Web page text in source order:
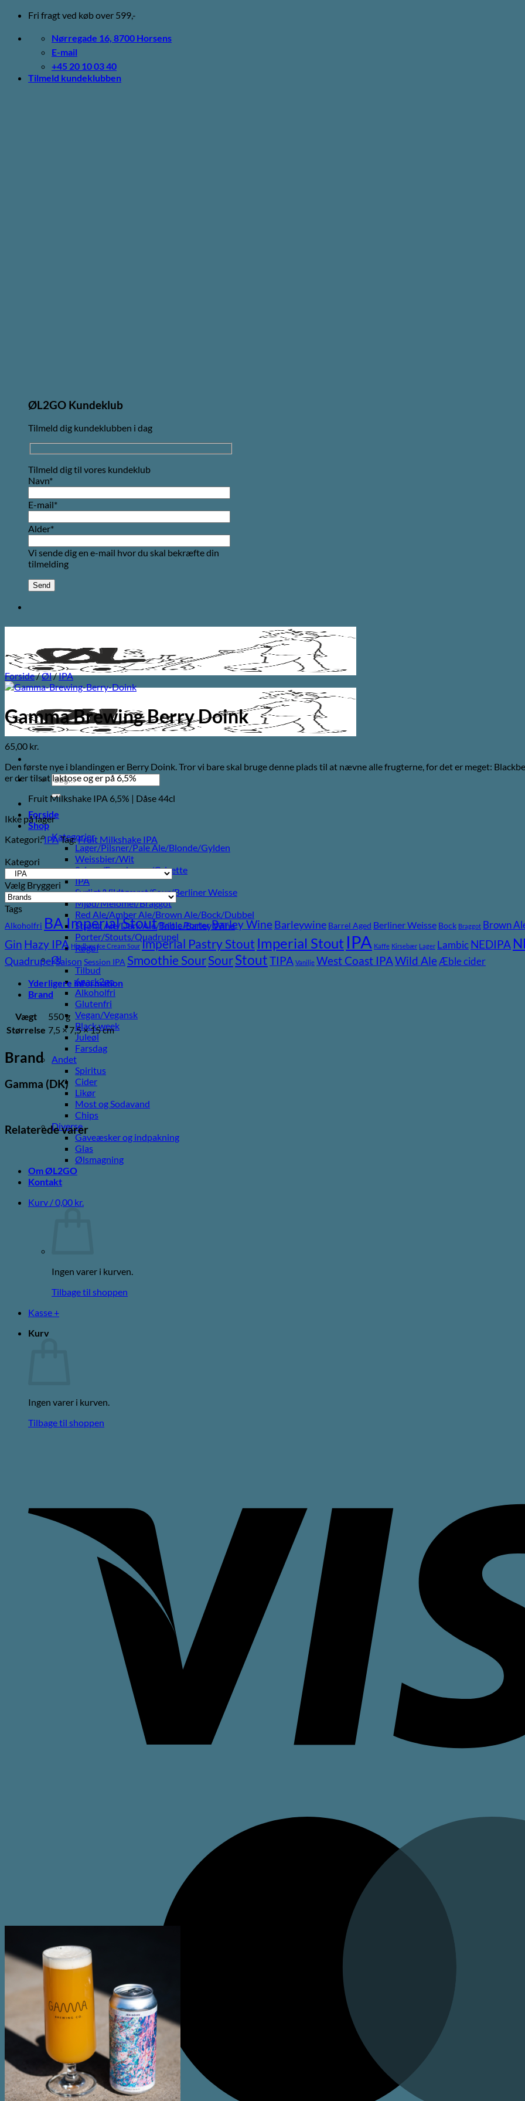
Fortsæt
indhold
Fri fragt ved køb over 599,-
Nørregade 16, 8700 Horsens
E-mail
+45 20 10 03 40
Tilmeld kundeklubben
ØL2GO Kundeklub
Tilmeld dig kundeklubben i dag
Tilmeld dig til vores kundeklub
Navn*
E-mail*
Alder*
Vi sende dig en e-mail hvor du skal bekræfte din
tilmelding
Søg
efter:
Forside
Shop
Kategorier
Lager/Pilsner/Pale Ale/Blonde/Gylden
Weissbier/Wit
Saison/Farmhouse/Grisette
IPA
Syrligt/Vildtgæret/Sour/Berliner Weisse
Mjød/Melomel/Braggot
Red Ale/Amber Ale/Brown Ale/Bock/Dubbel
Strong Ale/Dark Ale/Triple/Barley Wine
Porter/Stouts/Quadrupel
Røgøl
Øl
Tilbud
6pack2go
Alkoholfri
Glutenfri
Vegan/Vegansk
Black week
Juleøl
Farsdag
Andet
Spiritus
Cider
Likør
Most og Sodavand
Chips
Diverse
Gaveæsker og indpakning
Glas
Ølsmagning
Om ØL2GO
Kontakt
Kurv /0,00 kr.
Ingen varer i kurven.
Tilbage til shoppen
Kasse +
Kurv
Ingen varer i kurven.
Tilbage til shoppen
Forside/Øl/IPA
Gamma Brewing Berry Doink
65,00 kr.
Den første nye i blandingen er Berry Doink. Tror vi bare skal bruge denne plads til at nævne alle frugterne, for det er meget:
er der tilsat laktose og er på 6,5%
Fruit Milkshake IPA 6,5% | Dåse 44cl
Ikke på lager
Kategori:IPATag:Fruit Milkshake IPA
Kategori
Vælg Bryggeri
Tags
Alkoholfri BA Imperial StoutBaltic Porter Barley Wine Barleywine Barrel Aged Berliner Weisse Bock Braggot Brown
Gin Hazy IPA Hindbær Ice Cream Sour Imperial Pastry Stout Imperial Stout IPA Kaffe Kirsebær Lager LambicNEDIPA
QuadrupelSaison Session IPA Smoothie SourSourStoutTIPA Vanilje West Coast IPAWild AleÆble cider
Yderligere information
Brand
Vægt
550 g
Størrelse 7,5 × 7,5 × 15 cm
Brand
Gamma (DK)
Relaterede varer